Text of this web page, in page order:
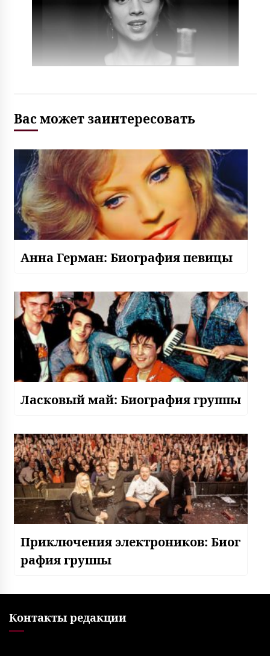
Вас может заинтересовать
Анна Герман: Биография певицы
Ласковый май: Биография группы
Приключения электроников: Биог
рафия группы
Контакты редакции